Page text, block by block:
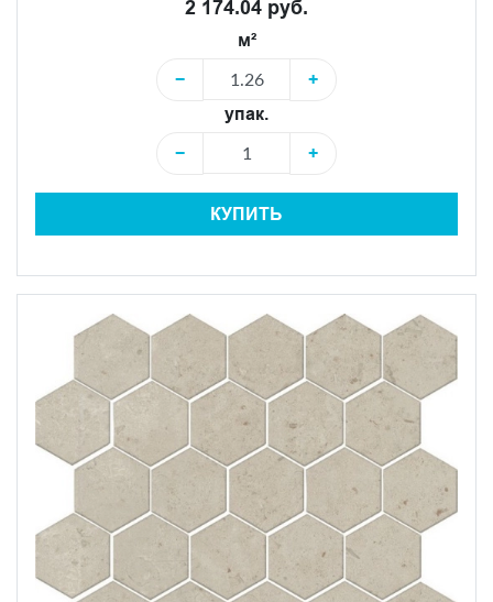
2 174.04 руб.
м²
−
+
упак.
−
+
КУПИТЬ